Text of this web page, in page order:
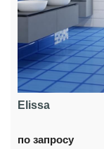
Elissa
по запросу